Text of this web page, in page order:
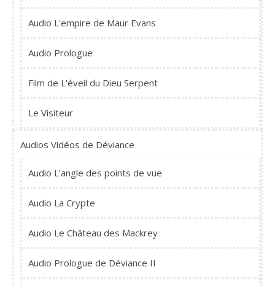
Audio L'empire de Maur Evans
Audio Prologue
Film de L'éveil du Dieu Serpent
Le Visiteur
Audios Vidéos de Déviance
Audio L'angle des points de vue
Audio La Crypte
Audio Le Château des Mackrey
Audio Prologue de Déviance II